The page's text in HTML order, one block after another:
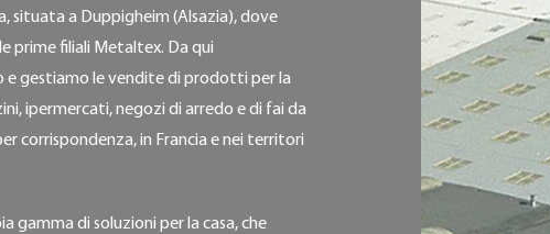
situata a Duppigheim (Alsazia), dove
prime filiali Metaltex. Da qui
e gestiamo le vendite di prodotti per la
ipermercati, negozi di arredo e di fai da
corrispondenza, in Francia e nei territori
gamma di soluzioni per la casa, che